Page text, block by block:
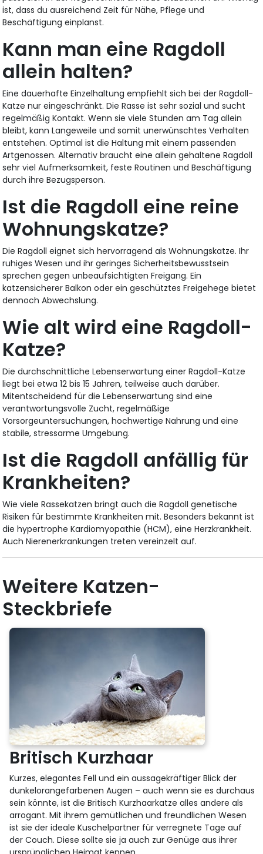
ist, dass du ausreichend Zeit für Nähe, Pflege und
Beschäftigung einplanst.
Kann man eine Ragdoll
allein halten?
Eine dauerhafte Einzelhaltung empfiehlt sich bei der Ragdoll-
Katze nur eingeschränkt. Die Rasse ist sehr sozial und sucht
regelmäßig Kontakt. Wenn sie viele Stunden am Tag allein
bleibt, kann Langeweile und somit unerwünschtes Verhalten
entstehen. Optimal ist die Haltung mit einem passenden
Artgenossen. Alternativ braucht eine allein gehaltene Ragdoll
sehr viel Aufmerksamkeit, feste Routinen und Beschäftigung
durch ihre Bezugsperson.
Ist die Ragdoll eine reine
Wohnungskatze?
Die Ragdoll eignet sich hervorragend als Wohnungskatze. Ihr
ruhiges Wesen und ihr geringes Sicherheitsbewusstsein
sprechen gegen unbeaufsichtigten Freigang. Ein
katzensicherer Balkon oder ein geschütztes Freigehege bietet
dennoch Abwechslung.
Wie alt wird eine Ragdoll-
Katze?
Die durchschnittliche Lebenserwartung einer Ragdoll-Katze
liegt bei etwa 12 bis 15 Jahren, teilweise auch darüber.
Mitentscheidend für die Lebenserwartung sind eine
verantwortungsvolle Zucht, regelmäßige
Vorsorgeuntersuchungen, hochwertige Nahrung und eine
stabile, stressarme Umgebung.
Ist die Ragdoll anfällig für
Krankheiten?
Wie viele Rassekatzen bringt auch die Ragdoll genetische
Risiken für bestimmte Krankheiten mit. Besonders bekannt ist
die hypertrophe Kardiomyopathie (HCM), eine Herzkrankheit.
Auch Nierenerkrankungen treten vereinzelt auf.
Weitere Katzen-
Steckbriefe
Britisch Kurzhaar
Kurzes, elegantes Fell und ein aussagekräftiger Blick der
dunkelorangefarbenen Augen – auch wenn sie es durchaus
sein könnte, ist die Britisch Kurzhaarkatze alles andere als
arrogant. Mit ihrem gemütlichen und freundlichen Wesen
ist sie der ideale Kuschelpartner für verregnete Tage auf
der Couch. Diese sollte sie ja auch zur Genüge aus ihrer